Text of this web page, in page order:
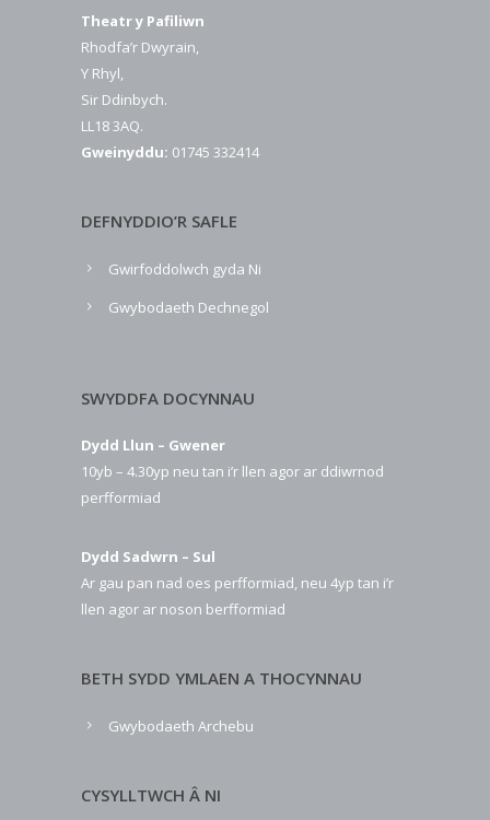
Theatr y Pafiliwn
Rhodfa’r Dwyrain,
Y Rhyl,
Sir Ddinbych.
LL18 3AQ.
Gweinyddu: 01745 332414
DEFNYDDIO’R SAFLE
Gwirfoddolwch gyda Ni
Gwybodaeth Dechnegol
SWYDDFA DOCYNNAU
Dydd Llun – Gwener
10yb – 4.30yp neu tan i’r llen agor ar ddiwrnod
perfformiad
Dydd Sadwrn – Sul
Ar gau pan nad oes perfformiad, neu 4yp tan i’r
llen agor ar noson berfformiad
BETH SYDD YMLAEN A THOCYNNAU
Gwybodaeth Archebu
CYSYLLTWCH Â NI